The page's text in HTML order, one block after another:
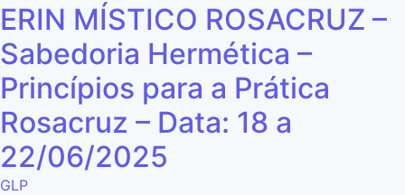
ERIN MÍSTICO ROSACRUZ –
Sabedoria Hermética –
Princípios para a Prática
Rosacruz – Data: 18 a
22/06/2025
GLP